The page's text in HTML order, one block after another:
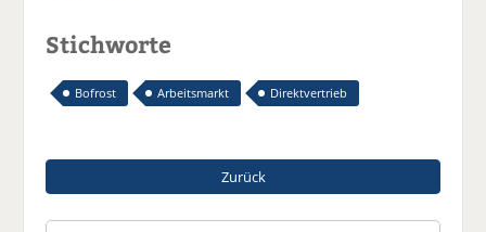
Stichworte
Bofrost Arbeitsmarkt Direktvertrieb
Zurück